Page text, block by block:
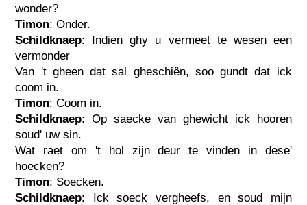
wonder?
Timon: Onder.
Schildknaep: Indien ghy u vermeet te wesen een
vermonder
Van 't gheen dat sal gheschiên, soo gundt dat ick
coom in.
Timon: Coom in.
Schildknaep: Op saecke van ghewicht ick hooren
soud' uw sin.
Wat raet om 't hol zijn deur te vinden in dese'
hoecken?
Timon: Soecken.
Schildknaep: Ick soeck vergheefs, en soud mijn